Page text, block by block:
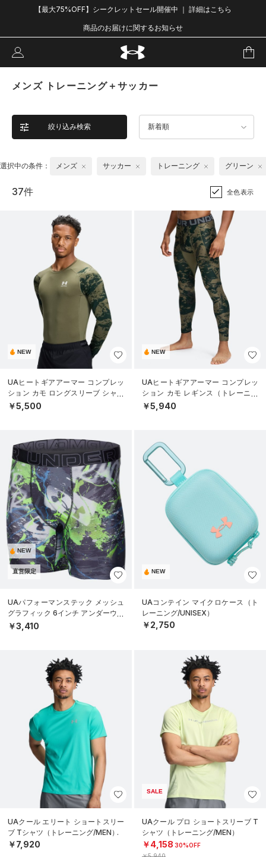
【最大75%OFF】シークレットセール開催中 ｜ 詳細はこちら
商品のお届けに関するお知らせ
メンズ トレーニング＋サッカー
絞り込み検索 新着順
選択中の条件： メンズ サッカー トレーニング グリーン
37件 全色表示
NEW
UAヒートギアアーマー コンプレッ
ション カモ ロングスリーブ シャツ
（トレーニング/MEN）
￥5,500
NEW
UAヒートギアアーマー コンプレッ
ション カモ レギンス（トレーニン
グ/MEN）
￥5,940
NEW
直営限定
UAパフォーマンステック メッシュ
グラフィック 6インチ アンダーウェ
ア（トレーニング/MEN）
￥3,410
NEW
UAコンテイン マイクロケース（ト
レーニング/UNISEX）
￥2,750
UAクール エリート ショートスリー
ブ Tシャツ（トレーニング/MEN）
￥7,920
SALE
UAクール プロ ショートスリーブ T
シャツ（トレーニング/MEN）
￥4,158 30%OFF